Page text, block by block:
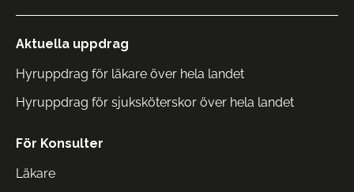
Aktuella uppdrag
Hyruppdrag för läkare över hela landet
Hyruppdrag för sjuksköterskor över hela landet
För Konsulter
Läkare